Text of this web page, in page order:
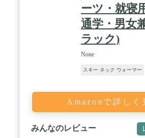
ーツ・就寝
通学・男女
ラック)
None
スキー ネック ウォーマー
Amazonで詳しく
みんなのレビュー